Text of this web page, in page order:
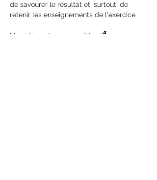
de savourer le résultat et, surtout, de
retenir les enseignements de l'exercice.
Ma vidéo est en compétition🗳️